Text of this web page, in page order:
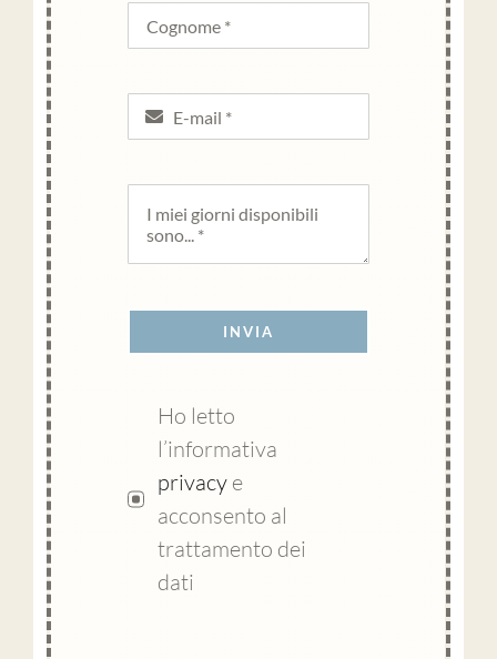
INVIA
Ho letto
l’informativa
privacy e
acconsento al
trattamento dei
dati